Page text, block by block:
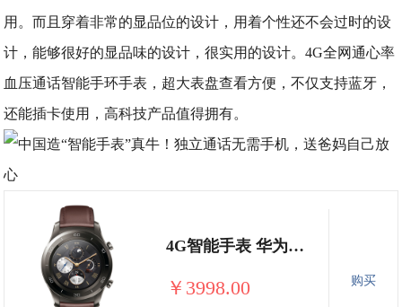
用。而且穿着非常的显品位的设计，用着个性还不会过时的设
计，能够很好的显品味的设计，很实用的设计。4G全网通心率
血压通话智能手环手表，超大表盘查看方便，不仅支持蓝牙，
还能插卡使用，高科技产品值得拥有。
4G智能手表 华为watch2 pro
￥3998.00 购买